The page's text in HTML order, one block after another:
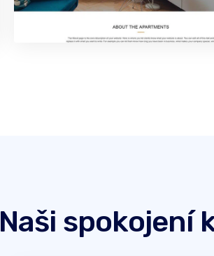
Naši spokojení